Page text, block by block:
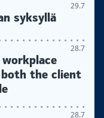
29.7
syksyllä
28.7
the client
28.7